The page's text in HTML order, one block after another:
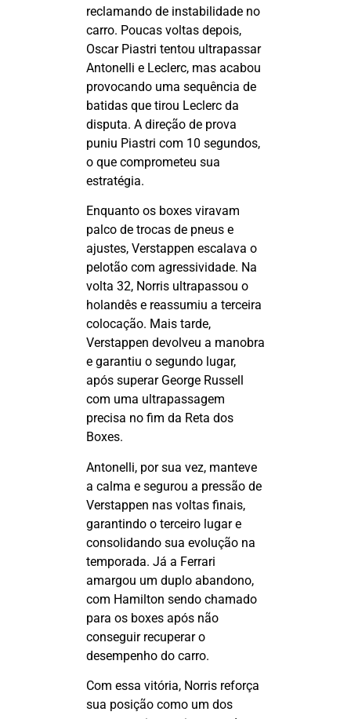
reclamando de instabilidade no
carro. Poucas voltas depois,
Oscar Piastri tentou ultrapassar
Antonelli e Leclerc, mas acabou
provocando uma sequência de
batidas que tirou Leclerc da
disputa. A direção de prova
puniu Piastri com 10 segundos,
o que comprometeu sua
estratégia.
Enquanto os boxes viravam
palco de trocas de pneus e
ajustes, Verstappen escalava o
pelotão com agressividade. Na
volta 32, Norris ultrapassou o
holandês e reassumiu a terceira
colocação. Mais tarde,
Verstappen devolveu a manobra
e garantiu o segundo lugar,
após superar George Russell
com uma ultrapassagem
precisa no fim da Reta dos
Boxes.
Antonelli, por sua vez, manteve
a calma e segurou a pressão de
Verstappen nas voltas finais,
garantindo o terceiro lugar e
consolidando sua evolução na
temporada. Já a Ferrari
amargou um duplo abandono,
com Hamilton sendo chamado
para os boxes após não
conseguir recuperar o
desempenho do carro.
Com essa vitória, Norris reforça
sua posição como um dos